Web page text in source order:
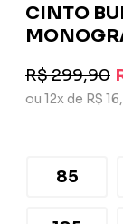
CINTO
R$ 299,90
ou 12x de R$
85